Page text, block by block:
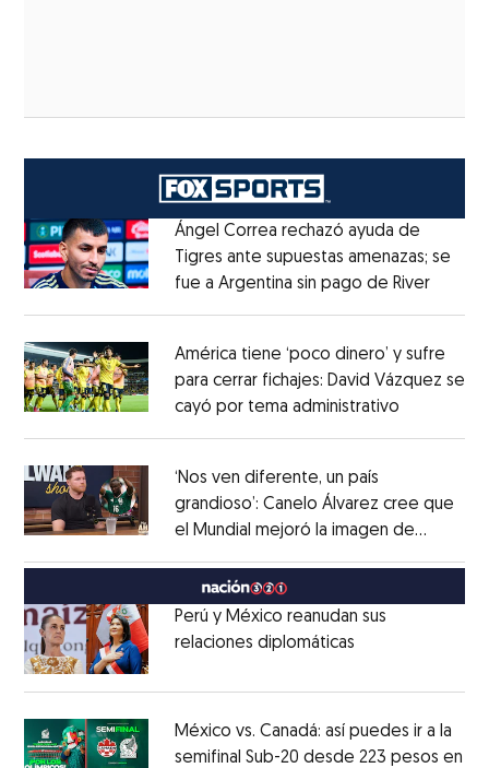
Ángel Correa rechazó ayuda de
Tigres ante supuestas amenazas; se
fue a Argentina sin pago de RiverOpens
América tiene ‘poco dinero’ y sufre
para cerrar fichajes: David Vázquez se
cayó por tema administrativo
‘Nos ven diferente, un país
grandioso’: Canelo Álvarez cree que
el Mundial mejoró la imagen de
MéxicoOpens in new window
Perú y México reanudan sus
relaciones diplomáticas
México vs. Canadá: así puedes ir a la
semifinal Sub-20 desde 223 pesos en